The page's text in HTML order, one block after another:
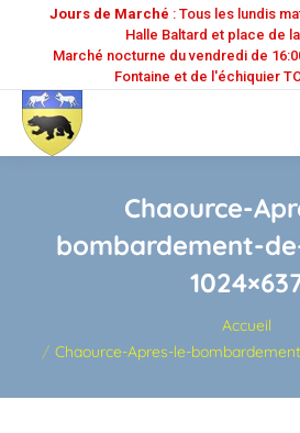
Jours de Marché : Tous les lundis
Halle Baltard et place de
Marché nocturne du vendredi de
Fontaine et de l'échiquier
Chaource-
bombardement-
Accueil
Chaource-Apres-le-